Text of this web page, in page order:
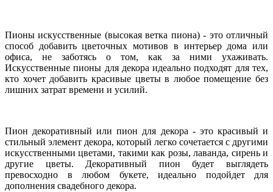
Пионы искусственные (высокая ветка пиона) - это отличный
способ добавить цветочных мотивов в интерьер дома или
офиса, не заботясь о том, как за ними ухаживать.
Искусственные пионы для декора идеально подходят для тех,
кто хочет добавить красивые цветы в любое помещение без
лишних затрат времени и усилий.
Пион декоративный или пион для декора - это красивый и
стильный элемент декора, который легко сочетается с другими
искусственными цветами, такими как розы, лаванда, сирень и
другие цветы. Декоративный пион будет выглядеть
превосходно в любом букете, идеально подойдет для
дополнения свадебного декора.